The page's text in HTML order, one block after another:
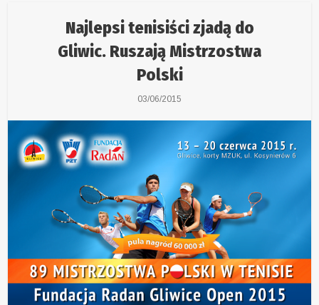
Najlepsi tenisiści zjadą do
Gliwic. Ruszają Mistrzostwa
Polski
03/06/2015